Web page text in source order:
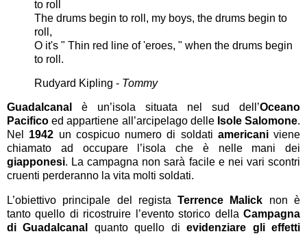
to roll
The drums begin to roll, my boys, the drums begin to
roll,
O it's " Thin red line of 'eroes, " when the drums begin
to roll.
Rudyard Kipling - Tommy
Guadalcanal è un’isola situata nel sud dell’Oceano
Pacifico ed appartiene all’arcipelago delle Isole Salomone.
Nel 1942 un cospicuo numero di soldati americani viene
chiamato ad occupare l’isola che è nelle mani dei
giapponesi. La campagna non sarà facile e nei vari scontri
cruenti perderanno la vita molti soldati.
L’obiettivo principale del registaTerrence Malick non è
tanto quello di ricostruire l’evento storico della Campagna
di Guadalcanal
quanto quello dievidenziare gli effetti